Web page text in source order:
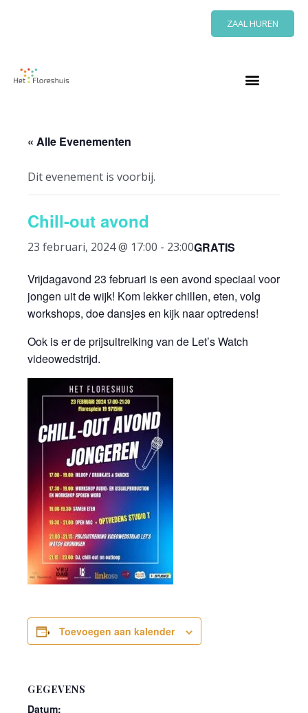
ZAAL HUREN
« Alle Evenementen
Dit evenement is voorbij.
Chill-out avond
23 februari, 2024 @ 17:00 - 23:00GRATIS
Vrijdagavond 23 februari is een avond speciaal voor
jongen uit de wijk! Kom lekker chillen, eten, volg
workshops, doe dansjes en kijk naar optredens!
Ook is er de prijsuitreiking van de Let’s Watch
videowedstrijd.
Toevoegen aan kalender
GEGEVENS
Datum: